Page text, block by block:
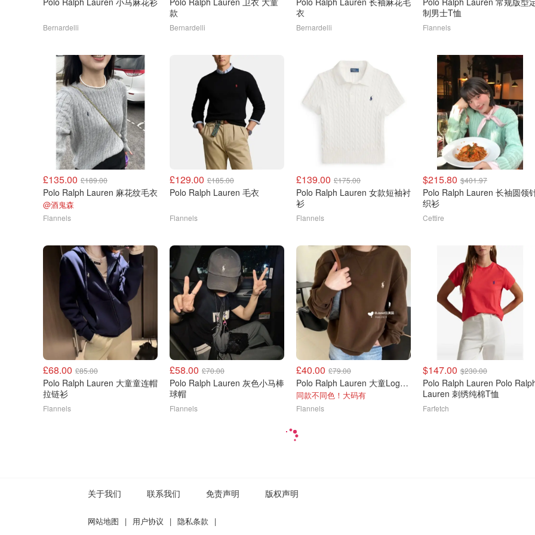
Bernardelli
款
Bernardelli
衣
Bernardelli
制男士T恤
Flannels
£135.00 £189.00
Polo Ralph Lauren 麻花纹毛衣
@酒鬼森
Flannels
£129.00 £185.00
Polo Ralph Lauren 毛衣
Flannels
£139.00 £175.00
Polo Ralph Lauren 女款短袖衬
衫
Flannels
$215.80 $401.97
Polo Ralph Lauren 长袖圆领
织衫
Cettire
£68.00 £85.00
Polo Ralph Lauren 大童童连帽
拉链衫
Flannels
£58.00 £70.00
Polo Ralph Lauren 灰色小马棒
球帽
Flannels
£40.00 £79.00
Polo Ralph Lauren 大童Logo卫衣
同款不同色！大码有
Flannels
$147.00 $230.00
Polo Ralph Lauren Polo
Lauren 刺绣纯棉T恤
Farfetch
关于我们 联系我们 免责声明 版权声明
网站地图 | 用户协议 | 隐私条款 |